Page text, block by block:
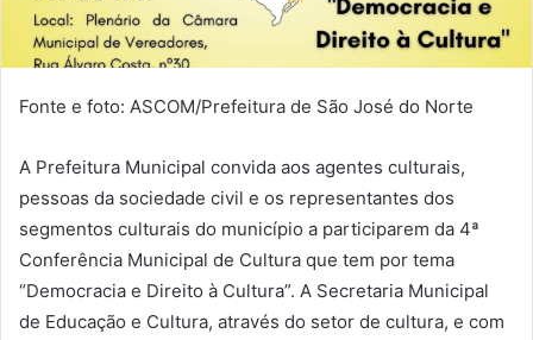
Fonte e foto: ASCOM/Prefeitura de São José do Norte
A Prefeitura Municipal convida aos agentes culturais,
pessoas da sociedade civil e os representantes dos
segmentos culturais do município a participarem da 4ª
Conferência Municipal de Cultura que tem por tema
“Democracia e Direito à Cultura”. A Secretaria Municipal
de Educação e Cultura, através do setor de cultura, e com